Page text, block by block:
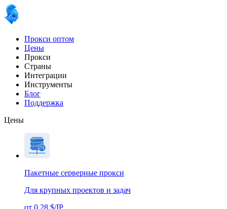
Прокси оптом
Цены
Прокси
Страны
Интеграции
Инструменты
Блог
Поддержка
Цены
Пакетные серверные прокси
Для крупных проектов и задач
от 0.28 $/IP